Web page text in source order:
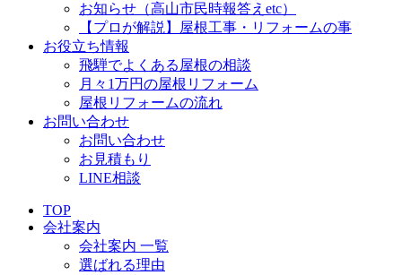
お知らせ（高山市民時報答えetc）
【プロが解説】屋根工事・リフォームの事
お役立ち情報
飛騨でよくある屋根の相談
月々1万円の屋根リフォーム
屋根リフォームの流れ
お問い合わせ
お問い合わせ
お見積もり
LINE相談
TOP
会社案内
会社案内 一覧
選ばれる理由